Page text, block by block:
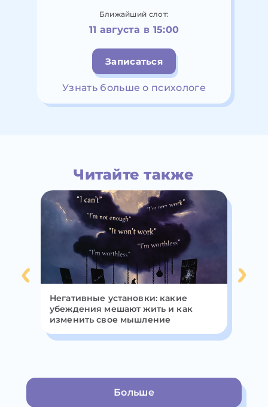
Ближайший слот:
11 августа в 15:00
Записаться
Узнать больше о психологе
Читайте также
Негативные установки: какие
убеждения мешают жить и как
изменить свое мышление
Больше